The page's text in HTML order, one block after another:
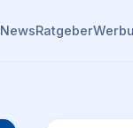
NewsRatgeber